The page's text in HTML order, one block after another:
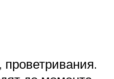
проветривания.